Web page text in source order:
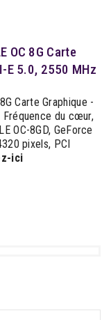
OC 8G Carte
E 5.0, 2550 MHz
Carte Graphique -
Fréquence du cœur,
OC-8GD, GeForce
pixels, PCI
ici